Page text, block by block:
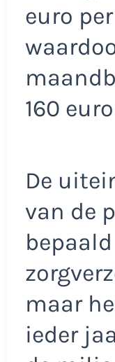
euro
160
De
van de
maar
ieder